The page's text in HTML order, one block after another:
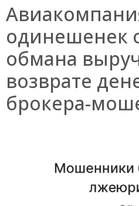
одинешенек
обмана
возврате
брокера-